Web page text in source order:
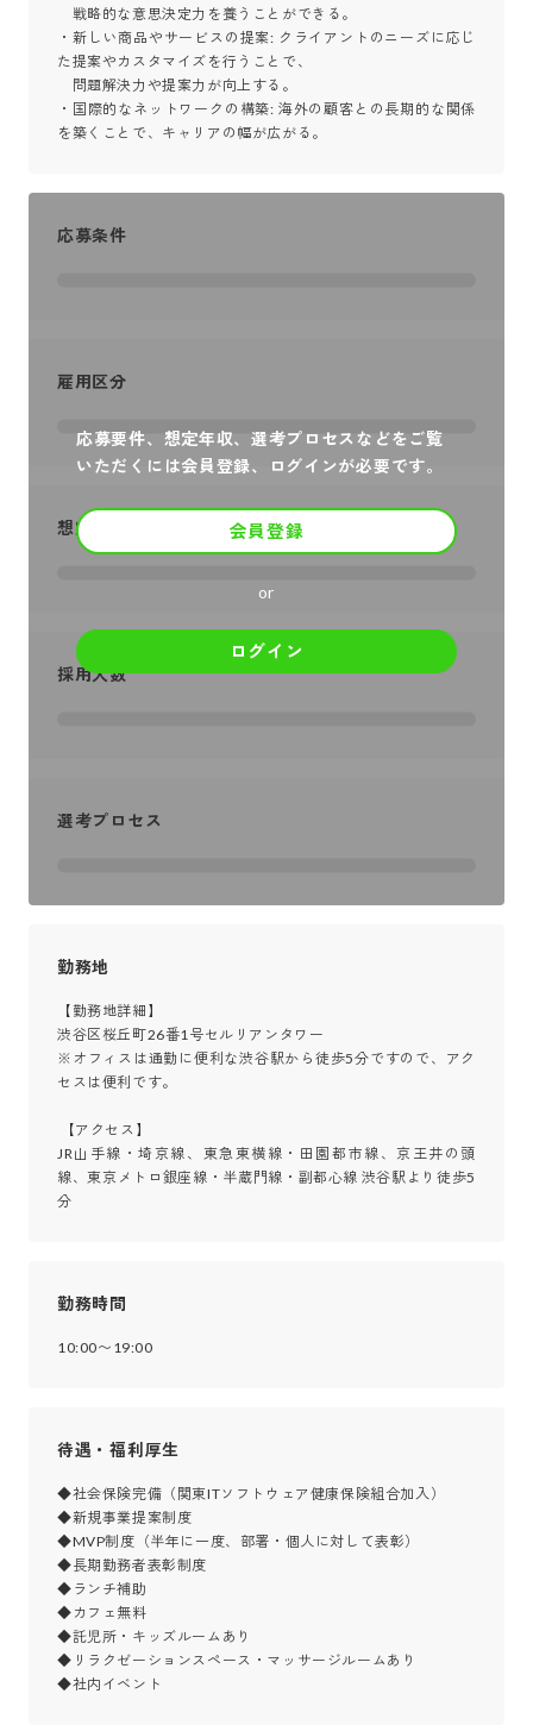
戦略的な意思決定力を養うことができる。
・新しい商品やサービスの提案: クライアントのニーズに応じ
た提案やカスタマイズを行うことで、
問題解決力や提案力が向上する。
・国際的なネットワークの構築: 海外の顧客との長期的な関係
を築くことで、キャリアの幅が広がる。
応募要件、想定年収、選考プロセスなどをご覧
いただくには会員登録、ログインが必要です。
会員登録
or
ログイン
応募条件
雇用区分
想定年収
採用人数
選考プロセス
勤務地
【勤務地詳細】
渋谷区桜丘町26番1号セルリアンタワー
※オフィスは通勤に便利な渋谷駅から徒歩5分ですので、アク
セスは便利です。
JR山手線・埼京線、東急東横線・田園都市線、京王井の頭
線、東京メトロ銀座線・半蔵門線・副都心線 渋谷駅より徒歩5
分
勤務時間
10:00〜19:00
待遇・福利厚生
◆社会保険完備（関東ITソフトウェア健康保険組合加入）
◆新規事業提案制度
◆MVP制度（半年に一度、部署・個人に対して表彰）
◆長期勤務者表彰制度
◆ランチ補助
◆カフェ無料
◆託児所・キッズルームあり
◆リラクゼーションスペース・マッサージルームあり
◆社内イベント